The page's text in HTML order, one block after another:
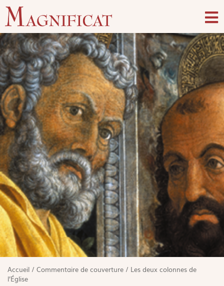
Accueil / Commentaire de couverture / Les deux colonnes de
l’Église